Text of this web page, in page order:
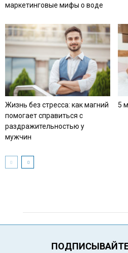
маркетинговые мифы о воде
Жизнь без стресса: как магний
помогает справиться с
раздражительностью у
мужчин
5